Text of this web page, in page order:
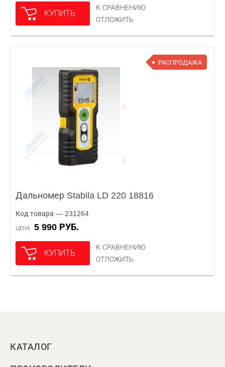
КУПИТЬ
К СРАВНЕНИЮ
ОТЛОЖИТЬ
РАСПРОДАЖА
Дальномер Stabila LD 220 18816
Код товара — 231264
ЦЕНА 5 990 РУБ.
КУПИТЬ
К СРАВНЕНИЮ
ОТЛОЖИТЬ
КАТАЛОГ